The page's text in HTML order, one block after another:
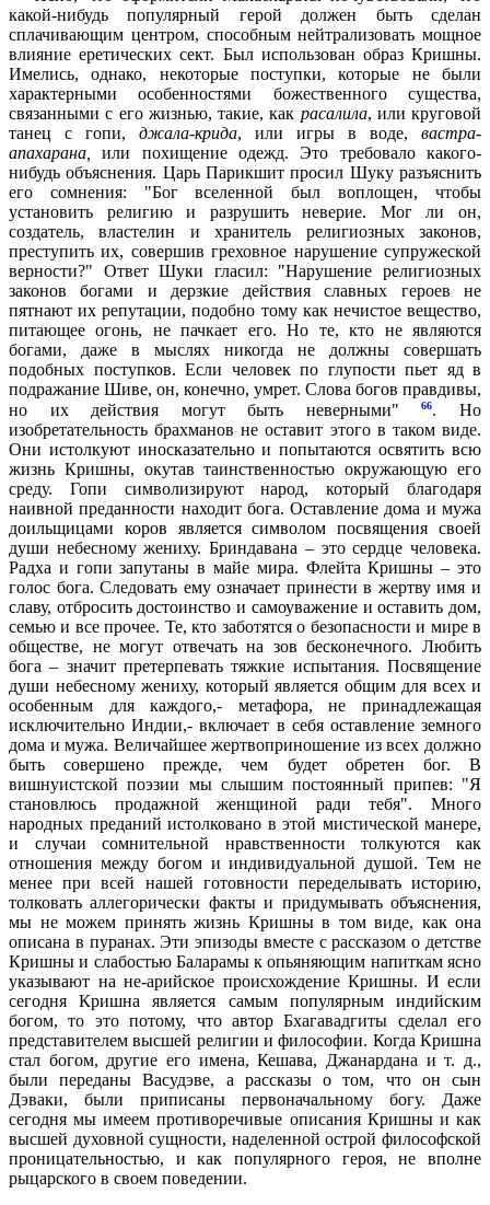
какой-нибудь популярный герой должен быть сделан
сплачивающим центром, способным нейтрализовать мощное
влияние еретических сект. Был использован образ Кришны.
Имелись, однако, некоторые поступки, которые не были
характерными особенностями божественного существа,
связанными с его жизнью, такие, как расалила, или круговой
танец с гопи, джала-крида, или игры в воде, вастра-
апахарана,
или похищение одежд. Это требовало какого-
нибудь объяснения. Царь Парикшит просил Шуку разъяснить
его сомнения: "Бог вселенной был воплощен, чтобы
установить религию и разрушить неверие. Мог ли он,
создатель, властелин и хранитель религиозных законов,
преступить их, совершив греховное нарушение супружеской
верности?" Ответ Шуки гласил: "Нарушение религиозных
законов богами и дерзкие действия славных героев не
пятнают их репутации, подобно тому как нечистое вещество,
питающее огонь, не пачкает его. Но те, кто не являются
богами, даже в мыслях никогда не должны совершать
подобных поступков. Если человек по глупости пьет яд в
подражание Шиве, он, конечно, умрет. Слова богов правдивы,
но их действия могут быть неверными"66. Но
изобретательность брахманов не оставит этого в таком виде.
Они истолкуют иносказательно и попытаются освятить всю
жизнь Кришны, окутав таинственностью окружающую его
среду. Гопи символизируют народ, который благодаря
наивной преданности находит бога. Оставление дома и мужа
доильщицами коров является символом посвящения своей
души небесному жениху. Бриндавана – это сердце человека.
Радха и гопи запутаны в майе мира. Флейта Кришны – это
голос бога. Следовать ему означает принести в жертву имя и
славу, отбросить достоинство и самоуважение и оставить дом,
семью и все прочее. Те, кто заботятся о безопасности и мире в
обществе, не могут отвечать на зов бесконечного. Любить
бога – значит претерпевать тяжкие испытания. Посвящение
души небесному жениху, который является общим для всех и
особенным для каждого,- метафора, не принадлежащая
исключительно Индии,- включает в себя оставление земного
дома и мужа. Величайшее жертвоприношение из всех должно
быть совершено прежде, чем будет обретен бог. В
вишнуистской поэзии мы слышим постоянный припев: "Я
становлюсь продажной женщиной ради тебя". Много
народных преданий истолковано в этой мистической манере,
и случаи сомнительной нравственности толкуются как
отношения между богом и индивидуальной душой. Тем не
менее при всей нашей готовности переделывать историю,
толковать аллегорически факты и придумывать объяснения,
мы не можем принять жизнь Кришны в том виде, как она
описана в пуранах. Эти эпизоды вместе с рассказом о детстве
Кришны и слабостью Баларамы к опьяняющим напиткам ясно
указывают на не-арийское происхождение Кришны. И если
сегодня Кришна является самым популярным индийским
богом, то это потому, что автор Бхагавадгиты сделал его
представителем высшей религии и философии. Когда Кришна
стал богом, другие его имена, Кешава, Джанардана и т. д.,
были переданы Васудэве, а рассказы о том, что он сын
Дэваки, были приписаны первоначальному богу. Даже
сегодня мы имеем противоречивые описания Кришны и как
высшей духовной сущности, наделенной острой философской
проницательностью, и как популярного героя, не вполне
рыцарского в своем поведении.